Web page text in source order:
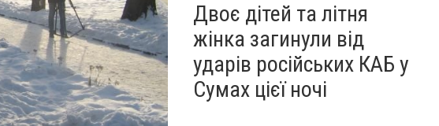
Двоє дітей та літня
жінка загинули від
ударів російських КАБ у
Сумах цієї ночі